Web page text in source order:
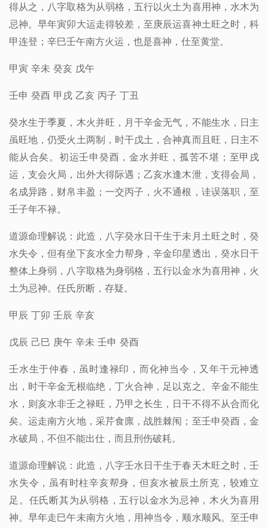
得从之，八字取格为从弱格，五行以火土为喜用神，水木为
忌神。早年寅卯大运走得较差，至庚辰运喜神土旺之时，科
甲连登；辛巳壬午南方火运，也是喜神，仕至黄堂。
甲寅 辛未 癸亥 戊午
壬申 癸酉 甲戌 乙亥 丙子 丁丑
癸水生于季夏，木火并旺，月干辛金无气，不能生水，日主
虽旺地，仍受火土两制，时干戊土，合神真而且旺，日主不
能从合矣。初运壬申癸酉，金水并旺，孤苦不堪；至甲戌
运，支会火局，出外大得际遇；乙亥水逢木泄，支得会局，
名成异路，财帛丰盈；一交丙子，火不通根，诖误落职，至
壬子年不禄。
道源命理解说：此造，八字癸水日干生于未月土旺之时，癸
水失令，但有坐下亥水全力帮身，辛金印星透出，癸水日干
整体上身弱，八字取格为身弱格，五行以金水为喜用神，火
土为忌神。任氏所断，存疑。
甲辰 丁卯 壬辰 辛亥
戊辰 己巳 庚午 辛未 壬申 癸酉
壬水生于仲春，虽时逢禄印，而化神当令，又年干元神透
出，时干辛金无根临绝，丁火合神，足以克之。辛金不能生
水，则亥水非壬之禄旺，乃甲之长生，日干不得不从合而化
矣。运走南方火地，采芹食廪，战胜棘闱；至壬申癸酉，金
水破局，不但不能出仕，而且刑伤破耗。
道源命理解说：此造，八字壬水日干生于春天木旺之时，壬
水失令，虽有时柱辛亥帮身，但亥水被辰土所克，较难立
足。任氏断其为从弱格，五行以金水为忌神，木火为喜用
神。早年走巳午未南方火地，用神当令，顺水顺风。至壬申